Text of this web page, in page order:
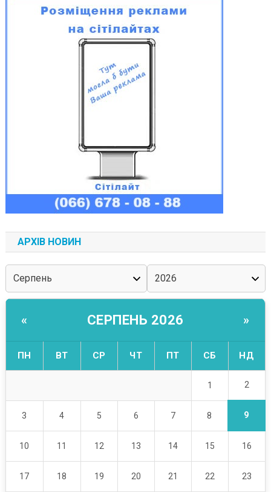
АРХІВ НОВИН
« СЕРПЕНЬ 2026 »
ПН ВТ СР ЧТ ПТ СБ НД
1 2
3 4 5 6 7 8 9
10 11 12 13 14 15 16
17 18 19 20 21 22 23